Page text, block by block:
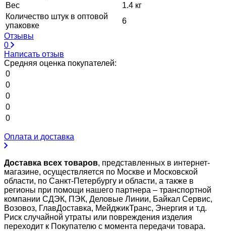
Вес
1.4 кг
Количество штук в оптовой
упаковке
6
Отзывы
0
Написать отзыв
Средняя оценка покупателей:
0
0
0
0
0
Оплата и доставка
Доставка всех товаров, представленных в интернет-
магазине, осуществляется по Москве и Московской
области, по Санкт-Петербургу и области, а также в
регионы при помощи нашего партнера – транспортной
компании СДЭК, ПЭК, Деловые Линии, Байкал Сервис,
Возовоз, ГлавДоставка, МейджикТранс, Энергия и т.д.
Риск случайной утраты или повреждения изделия
переходит к Покупателю с момента передачи товара.